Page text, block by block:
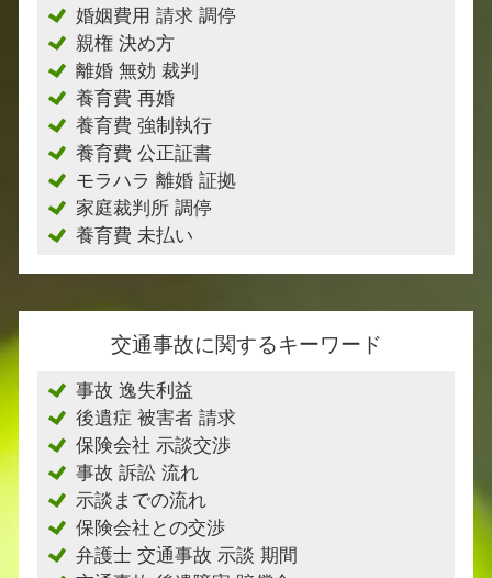
婚姻費用 請求 調停
親権 決め方
離婚 無効 裁判
養育費 再婚
養育費 強制執行
養育費 公正証書
モラハラ 離婚 証拠
家庭裁判所 調停
養育費 未払い
交通事故に関するキーワード
事故 逸失利益
後遺症 被害者 請求
保険会社 示談交渉
事故 訴訟 流れ
示談までの流れ
保険会社との交渉
弁護士 交通事故 示談 期間